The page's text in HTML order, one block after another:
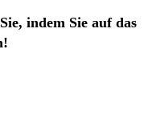
indem Sie auf das